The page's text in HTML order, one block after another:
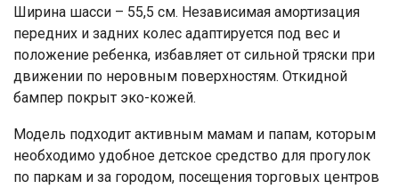
Ширина шасси – 55,5 см. Независимая амортизация
передних и задних колес адаптируется под вес и
положение ребенка, избавляет от сильной тряски при
движении по неровным поверхностям. Откидной
бампер покрыт эко-кожей.
Модель подходит активным мамам и папам, которым
необходимо удобное детское средство для прогулок
по паркам и за городом, посещения торговых центров